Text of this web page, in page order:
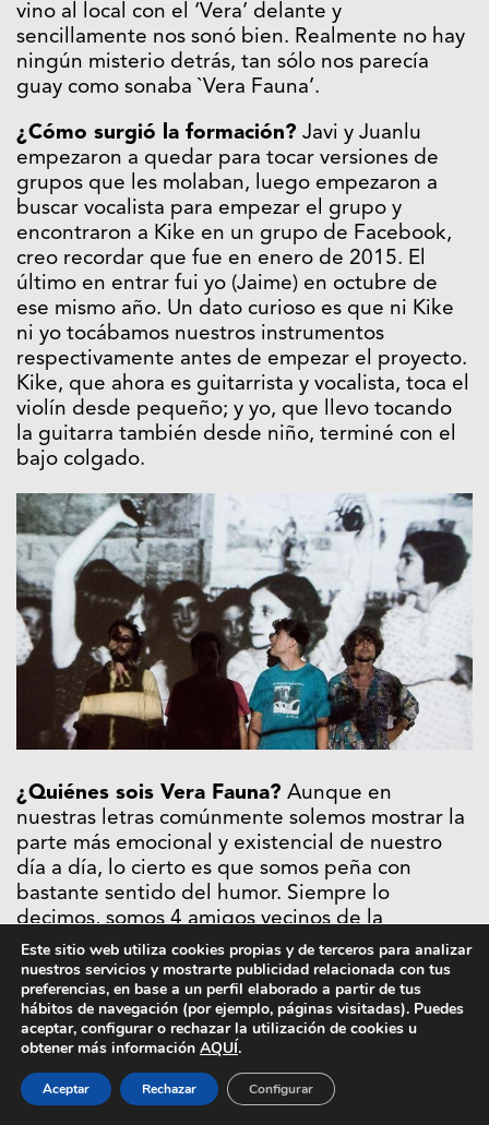
vino al local con el ‘Vera’ delante y
sencillamente nos sonó bien. Realmente no hay
ningún misterio detrás, tan sólo nos parecía
guay como sonaba `Vera Fauna’.
¿Cómo surgió la formación? Javi y Juanlu
empezaron a quedar para tocar versiones de
grupos que les molaban, luego empezaron a
buscar vocalista para empezar el grupo y
encontraron a Kike en un grupo de Facebook,
creo recordar que fue en enero de 2015. El
último en entrar fui yo (Jaime) en octubre de
ese mismo año. Un dato curioso es que ni Kike
ni yo tocábamos nuestros instrumentos
respectivamente antes de empezar el proyecto.
Kike, que ahora es guitarrista y vocalista, toca el
violín desde pequeño; y yo, que llevo tocando
la guitarra también desde niño, terminé con el
bajo colgado.
¿Quiénes sois Vera Fauna? Aunque en
nuestras letras comúnmente solemos mostrar la
parte más emocional y existencial de nuestro
día a día, lo cierto es que somos peña con
bastante sentido del humor. Siempre lo
decimos, somos 4 amigos vecinos de la
Macarena que nos une la misma pasión: estar
todo el día el día contando pamplinas, riendo y
tratando de hacer música agradable para las
orejas, las propias y las ajenas.
tenéis distintos trabajos?Todos trabajamos o
Este sitio web utiliza cookies propias y de terceros para analizar
nuestros servicios y mostrarte publicidad relacionada con tus
preferencias, en base a un perfil elaborado a partir de tus
hábitos de navegación (por ejemplo, páginas visitadas). Puedes
aceptar, configurar o rechazar la utilización de cookies u
obtener más información AQUÍ.
Aceptar Rechazar Configurar